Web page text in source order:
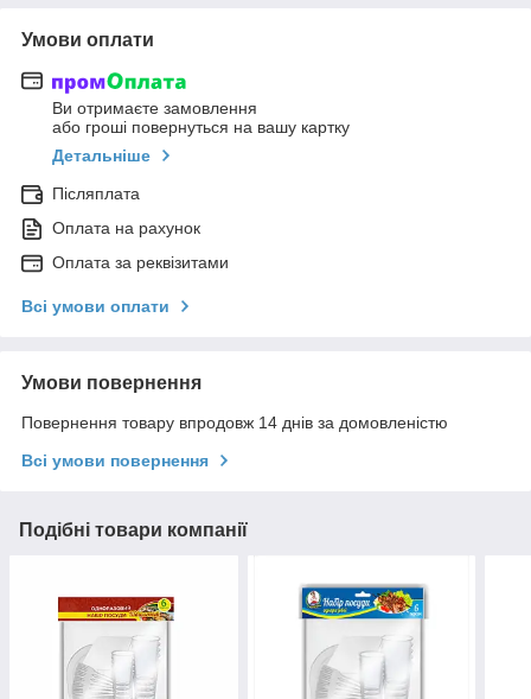
Умови оплати
Ви отримаєте замовлення
або гроші повернуться на вашу картку
Детальніше
Післяплата
Оплата на рахунок
Оплата за реквізитами
Всі умови оплати
Умови повернення
Повернення товару впродовж 14 днів за домовленістю
Всі умови повернення
Подібні товари компанії